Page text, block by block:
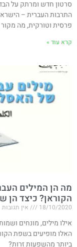
סרטון חדש ומרתק על
התרבות העברית –
פרסית וטורקית, מה
קרא עוד »
מה הן המילים
הקוראן? כיצד הן
18/10/2020 אין תגובות
אילו מילים, מונחים
האלו מופיעים בשפת
ביותר מהשפעות זרות?